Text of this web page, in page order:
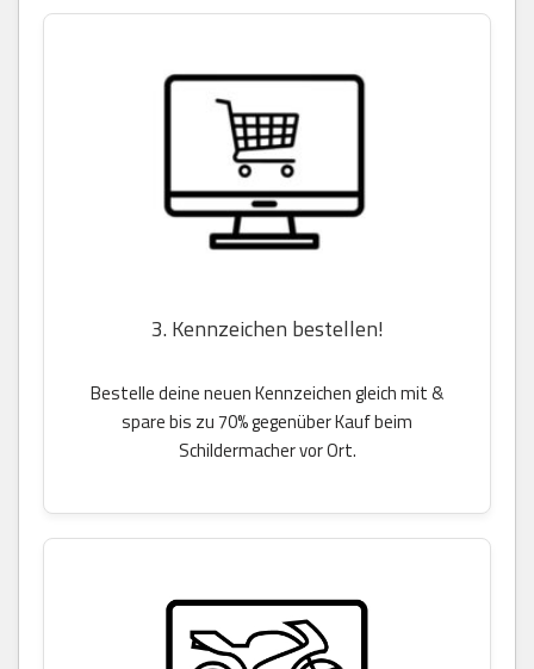
3. Kennzeichen bestellen!
Bestelle deine neuen Kennzeichen gleich mit &
spare bis zu 70% gegenüber Kauf beim
Schildermacher vor Ort.